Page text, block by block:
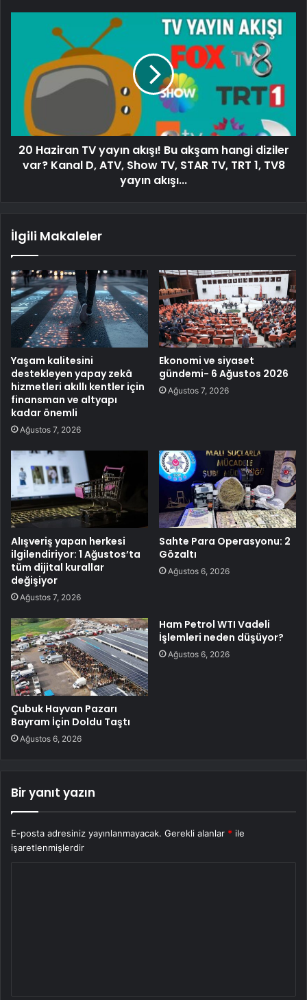
20 Haziran TV yayın akışı! Bu akşam hangi diziler
var? Kanal D, ATV, Show TV, STAR TV, TRT 1, TV8
yayın akışı...
İlgili Makaleler
Yaşam kalitesini
destekleyen yapay zekâ
hizmetleri akıllı kentler için
finansman ve altyapı
kadar önemli
Ağustos 7, 2026
Ekonomi ve siyaset
gündemi- 6 Ağustos 2026
Ağustos 7, 2026
Alışveriş yapan herkesi
ilgilendiriyor: 1 Ağustos’ta
tüm dijital kurallar
değişiyor
Ağustos 7, 2026
Sahte Para Operasyonu: 2
Gözaltı
Ağustos 6, 2026
Çubuk Hayvan Pazarı
Bayram İçin Doldu Taştı
Ağustos 6, 2026
Ham Petrol WTI Vadeli
İşlemleri neden düşüyor?
Ağustos 6, 2026
Bir yanıt yazın
E-posta adresiniz yayınlanmayacak. Gerekli alanlar * ile
işaretlenmişlerdir